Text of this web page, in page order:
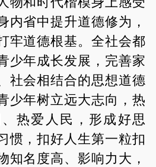
内省中提升道德修为，
牢道德根基。全社会都
少年成长发展，完善家
社会相结合的思想道德
少年树立远大志向，热
热爱人民，形成好思
惯，扣好人生第一粒扣
知名度高、影响力大，